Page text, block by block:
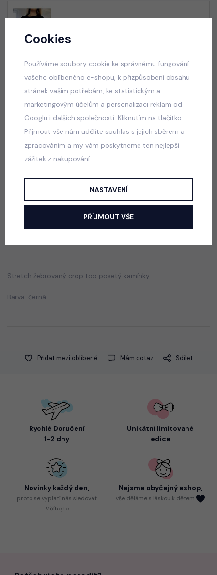
skladem
Six Seven triko bílé
skladem
50 Kč
Stretch žebrovaný crop top posetý kamínky.
Barva: černá
Přidat mezi oblíbené Mám dotaz Sdílet
Rychlé Doručení
1-2 dny
Unikátní limitované
edice
Novinky každý den,
protose vyplatí nás sledovat
#číhejte
Nejsme obyčejný eshop,
vše děláme s láskou k dětem
Cookies
Používáme soubory cookie ke správnému fungování
vašeho oblíbeného e-shopu, k přizpůsobení obsahu
stránek vašim potřebám, ke statistickým a
marketingovým účelům a personalizaci reklam od
Googlu i dalších společností. Kliknutím na tlačítko
Přijmout vše nám udělíte souhlas s jejich sběrem a
zpracováním a my vám poskytneme ten nejlepší
zážitek z nakupování.
NASTAVENÍ
PŘÍJMOUT VŠE